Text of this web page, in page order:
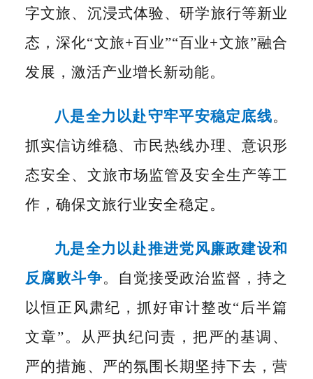
字文旅、沉浸式体验、研学旅行等新业
态，深化“文旅+百业”“百业+文旅”融合
发展，激活产业增长新动能。
八是全力以赴守牢平安稳定底线。
抓实信访维稳、市民热线办理、意识形
态安全、文旅市场监管及安全生产等工
作，确保文旅行业安全稳定。
九是全力以赴推进党风廉政建设和
反腐败斗争。自觉接受政治监督，持之
以恒正风肃纪，抓好审计整改“后半篇
文章”。从严执纪问责，把严的基调、
严的措施、严的氛围长期坚持下去，营